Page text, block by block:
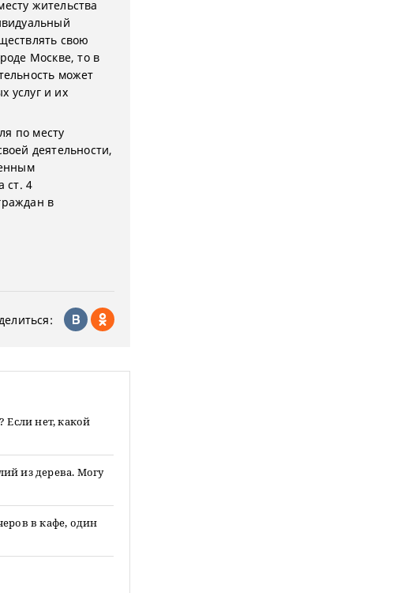
жительства
свою
Москве, то в
может
услуг и их
по месту
деятельности,
ст. 4
в
Если нет, какой
из дерева. Могу
в кафе, один